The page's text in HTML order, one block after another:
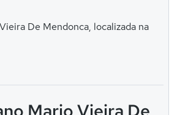
De Mendonca, localizada na